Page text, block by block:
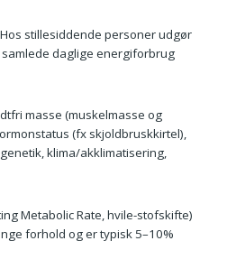
stillesiddende personer udgør
daglige energiforbrug
masse (muskelmasse og
(fx skjoldbruskkirtel),
klima/akklimatisering,
Metabolic Rate, hvile-stofskifte)
forhold og er typisk 5–10%